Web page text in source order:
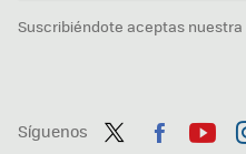
Suscribiéndote aceptas nuestra
Síguenos